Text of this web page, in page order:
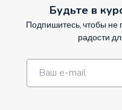
Будьте в
Подпишитесь, чтобы не
радости